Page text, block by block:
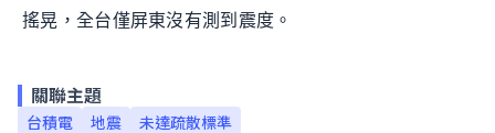
搖晃，全台僅屏東沒有測到震度。
關聯主題
台積電 地震 未達疏散標準